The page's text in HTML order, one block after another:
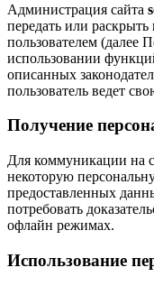
Администрация сайта
передать или
пользователем (далее
использовании
описанных
пользователь ведет
Получение
Для коммуникации на
некоторую
предоставленных
потребовать
офлайн режимах.
Использование